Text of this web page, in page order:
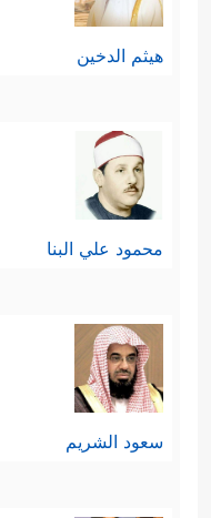
هيثم الدخين
محمود علي البنا
سعود الشريم